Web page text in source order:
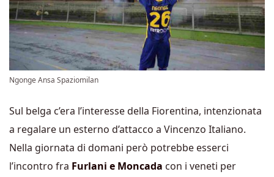
Ngonge Ansa Spaziomilan
Sul belga c’era l’interesse della Fiorentina, intenzionata
a regalare un esterno d’attacco a Vincenzo Italiano.
Nella giornata di domani però potrebbe esserci
l’incontro fra Furlani e Moncada con i veneti per